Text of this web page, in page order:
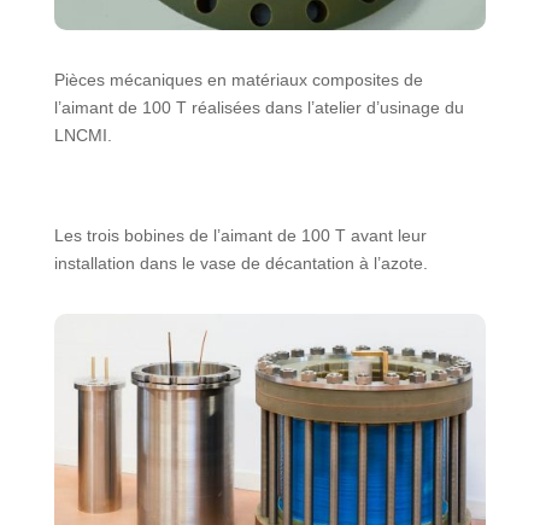
Pièces mécaniques en matériaux composites de
l’aimant de 100 T réalisées dans l’atelier d’usinage du
LNCMI.
Les trois bobines de l’aimant de 100 T avant leur
installation dans le vase de décantation à l’azote.